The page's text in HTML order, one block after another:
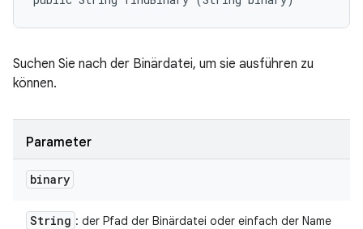
Suchen Sie nach der Binärdatei, um sie ausführen zu
können.
Parameter
binary
String : der Pfad der Binärdatei oder einfach der Name